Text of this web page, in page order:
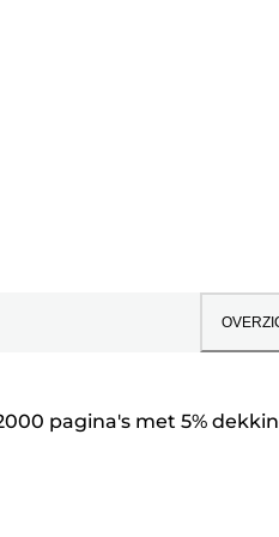
pagina's met 5%